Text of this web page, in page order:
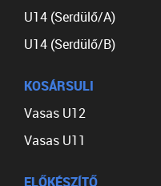
U14 (Serdülő/A)
U14 (Serdülő/B)
KOSÁRSULI
Vasas U12
Vasas U11
ELŐKÉSZÍTŐ